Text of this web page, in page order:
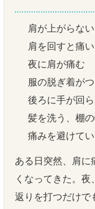
肩が上がらない
肩を回すと痛い
夜に肩が痛む
服の脱ぎ着が
後ろに手が回
髪を洗う、棚
痛みを避けて
ある日突然、肩に
くなってきた。
返りを打つだけで